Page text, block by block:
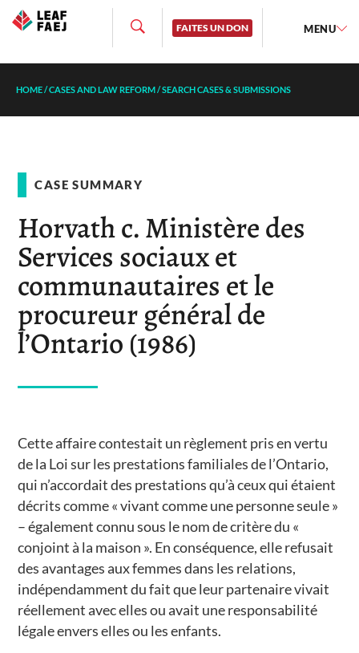
FAITES UN DON MENU
HOME/CASES AND LAW REFORM/SEARCH CASES & SUBMISSIONS
CASE SUMMARY
Horvath c. Ministère des
Services sociaux et
communautaires et le
procureur général de
l’Ontario (1986)
Cette affaire contestait un règlement pris en vertu
de la Loi sur les prestations familiales de l’Ontario,
qui n’accordait des prestations qu’à ceux qui étaient
décrits comme « vivant comme une personne seule »
– également connu sous le nom de critère du «
conjoint à la maison ». En conséquence, elle refusait
des avantages aux femmes dans les relations,
indépendamment du fait que leur partenaire vivait
réellement avec elles ou avait une responsabilité
légale envers elles ou les enfants.